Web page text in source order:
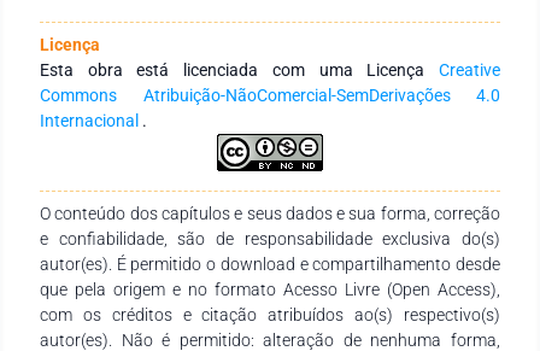
fortalecer a integração entre instituições, tanto no Brasil
quanto no exterior, por meio de redes de pesquisa
comprometidas com a formação continuada de profissionais
da educação. Para isso, busca-se a produção e a ampla
disseminação do conhecimento em distintas áreas do saber.
Expressamos nossa profunda gratidão aos autores pelo
empenho, comprometimento e dedicação na concepção e
finalização desta obra. Esperamos que ela se consolide como
um recurso didático-pedagógico valioso, atendendo às
necessidades de estudantes, docentes de todos os níveis de
ensino e demais interessados na temática.
Licença
Esta obra está licenciada com uma Licença Creative
Commons Atribuição-NãoComercial-SemDerivações 4.0
Internacional .
O conteúdo dos capítulos e seus dados e sua forma, correção
e confiabilidade, são de responsabilidade exclusiva do(s)
autor(es). É permitido o download e compartilhamento desde
que pela origem e no formato Acesso Livre (Open Access),
com os créditos e citação atribuídos ao(s) respectivo(s)
autor(es). Não é permitido: alteração de nenhuma forma,